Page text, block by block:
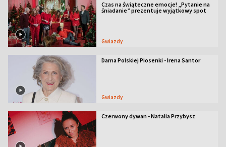
Czas na świąteczne emocje! „Pytanie na
śniadanie” prezentuje wyjątkowy spot
Gwiazdy
Dama Polskiej Piosenki - Irena Santor
Gwiazdy
Czerwony dywan - Natalia Przybysz